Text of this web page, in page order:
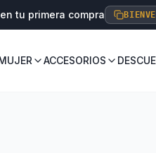
tu primera compra
ACCESORIOS